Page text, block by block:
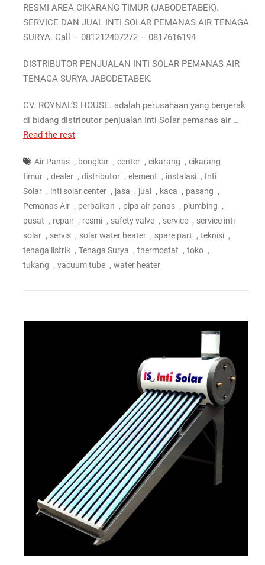
RESMI AREA CIKARANG TIMUR (JABODETABEK).
SERVICE DAN JUAL INTI SOLAR PEMANAS AIR TENAGA
SURYA. Call – 081212407272 – 0817616194
DISTRIBUTOR PENJUALAN INTI SOLAR PEMANAS AIR
TENAGA SURYA JABODETABEK.
CV. ROYNAL’S HOUSE. adalah perusahaan yang bergerak
di bidang distributor penjualan Inti Solar pemanas air …
Read the rest
Air Panas , bongkar , center , cikarang , cikarang
timur , dealer , distributor , element , instalasi , Inti
Solar , inti solar center , jasa , jual , kaca , pasang ,
Pemanas Air , perbaikan , pipa air panas , plumbing ,
pusat , repair , resmi , safety valve , service , service inti
solar , servis , solar water heater , spare part , teknisi ,
tenaga listrik , Tenaga Surya , thermostat , toko ,
tukang , vacuum tube , water heater